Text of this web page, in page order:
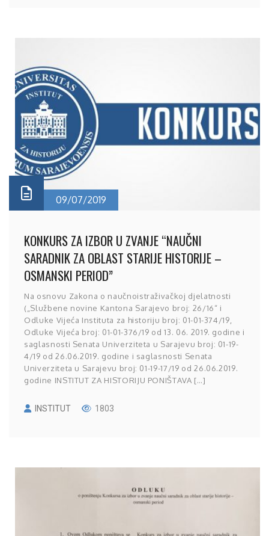
09/07/2019
KONKURS ZA IZBOR U ZVANJE “NAUČNI
SARADNIK ZA OBLAST STARIJE HISTORIJE –
OSMANSKI PERIOD”
Na osnovu Zakona o naučnoistraživačkoj djelatnosti
(„Službene novine Kantona Sarajevo broj: 26/16“ i
Odluke Vijeća Instituta za historiju broj: 01-01-374/19,
Odluke Vijeća broj: 01-01-376/19 od 13. 06. 2019. godine i
saglasnosti Senata Univerziteta u Sarajevu broj: 01-19-
4/19 od 26.06.2019. godine i saglasnosti Senata
Univerziteta u Sarajevu broj: 01-19-17/19 od 26.06.2019.
godine INSTITUT ZA HISTORIJU PONIŠTAVA […]
INSTITUT 1803